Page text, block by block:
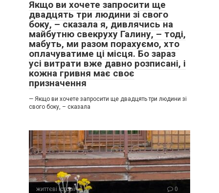
Якщо ви хочете запросити ще
двадцять три людини зі свого
боку, – сказала я, дивлячись на
майбутню свекруху Галину, – тоді,
мабуть, ми разом порахуємо, хто
оплачуватиме ці місця. Бо зараз
усі витрати вже давно розписані, і
кожна гривня має своє
призначення
— Якщо ви хочете запросити ще двадцять три людини зі
свого боку, – сказала
життєві історії 0